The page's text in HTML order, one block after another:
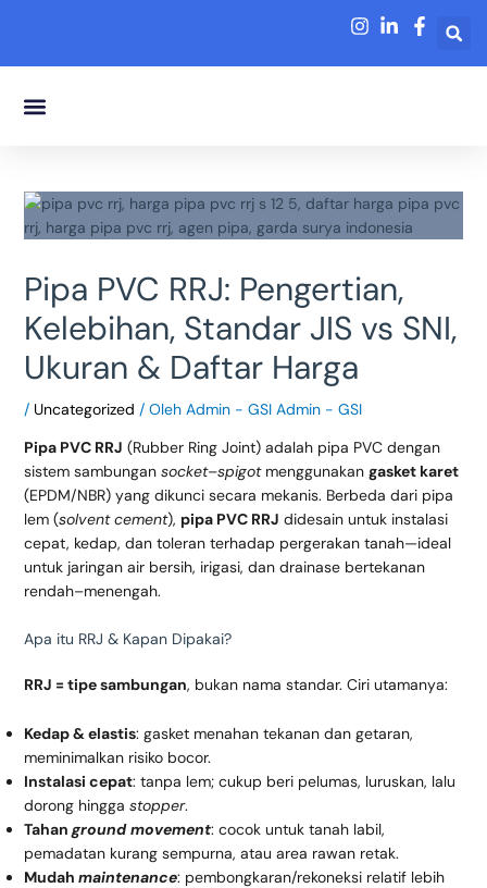
Pipa PVC RRJ: Pengertian,
Kelebihan, Standar JIS vs SNI,
Ukuran & Daftar Harga
/ Uncategorized / Oleh Admin - GSI Admin - GSI
Pipa PVC RRJ (Rubber Ring Joint) adalah pipa PVC dengan
sistem sambungan socket–spigotmenggunakan gasket karet
(EPDM/NBR) yang dikunci secara mekanis. Berbeda dari pipa
lem (solvent cement), pipa PVC RRJ didesain untuk instalasi
cepat, kedap, dan toleran terhadap pergerakan tanah—ideal
untuk jaringan air bersih, irigasi, dan drainase bertekanan
rendah–menengah.
Apa itu RRJ & Kapan Dipakai?
RRJ = tipe sambungan, bukan nama standar. Ciri utamanya:
Kedap & elastis: gasket menahan tekanan dan getaran,
meminimalkan risiko bocor.
Instalasi cepat: tanpa lem; cukup beri pelumas, luruskan, lalu
dorong hingga stopper.
Tahan ground movement: cocok untuk tanah labil,
pemadatan kurang sempurna, atau area rawan retak.
Mudah maintenance: pembongkaran/rekoneksi relatif lebih